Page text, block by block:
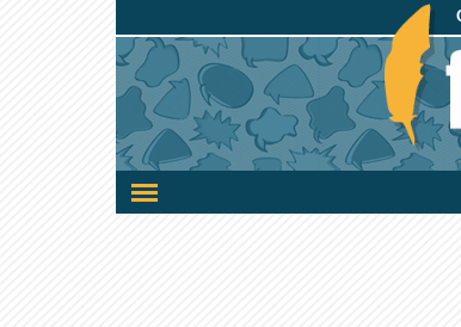
Ativar/desativar
a